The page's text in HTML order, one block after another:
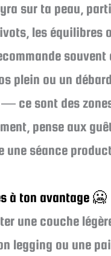
sur ta peau,
les équilibres
plein ou un
ce sont des
pense aux
une séance
à ton avantage 🥶
une couche
legging ou une